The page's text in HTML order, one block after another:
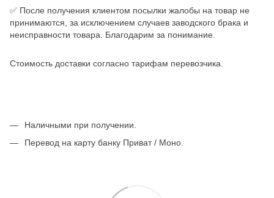
✅ После получения клиентом посылки жалобы на товар не
принимаются, за исключением случаев заводского брака и
неисправности товара. Благодарим за понимание.
Стоимость доставки согласно тарифам перевозчика.
Наличными при получении.
Перевод на карту банку Приват / Моно.